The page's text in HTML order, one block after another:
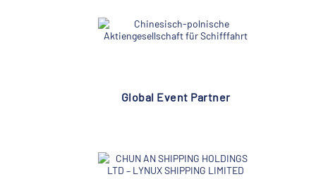
Global Event Partner